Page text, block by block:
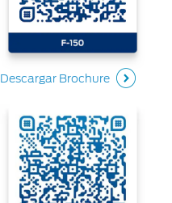
Descargar Brochure